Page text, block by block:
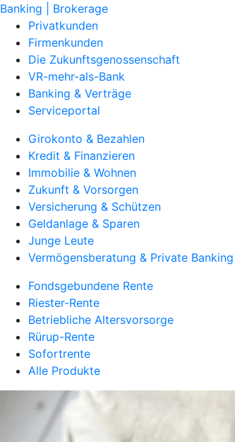
Banking | Brokerage
Privatkunden
Firmenkunden
Die Zukunftsgenossenschaft
VR-mehr-als-Bank
Banking & Verträge
Serviceportal
Girokonto & Bezahlen
Kredit & Finanzieren
Immobilie & Wohnen
Zukunft & Vorsorgen
Versicherung & Schützen
Geldanlage & Sparen
Junge Leute
Vermögensberatung & Private Banking
Fondsgebundene Rente
Riester-Rente
Betriebliche Altersvorsorge
Rürup-Rente
Sofortrente
Alle Produkte